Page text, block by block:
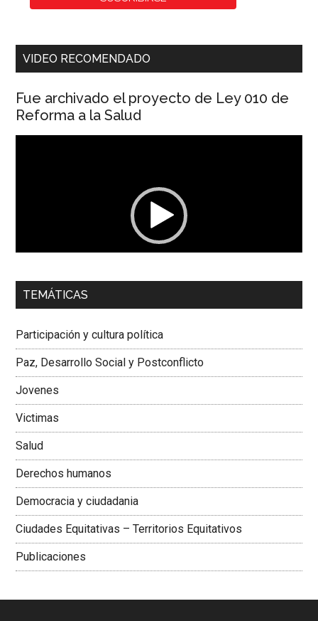
VIDEO RECOMENDADO
Fue archivado el proyecto de Ley 010 de
Reforma a la Salud
00:00 01:04
Dra. Carolina Corcho Mejía,Presidenta Corporación
Colombiana
TEMÁTICAS
Participación y cultura política
Paz, Desarrollo Social y Postconflicto
Jovenes
Victimas
Salud
Derechos humanos
Democracia y ciudadania
Ciudades Equitativas – Territorios Equitativos
Publicaciones